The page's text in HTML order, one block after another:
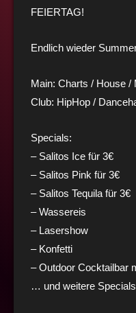
FEIERTAG!
Endlich wieder
Main: Charts / House /
Club: HipHop /
Specials:
– Salitos Ice für 3€
– Salitos Pink für 3€
– Salitos Tequila für 3€
– Wassereis
– Lasershow
– Konfetti
– Outdoor Cocktailbar
… und weitere